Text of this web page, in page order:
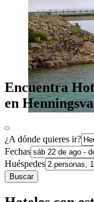
Encuentra
en
¿A dónde quieres ir?
Fechas
Huéspedes
Buscar